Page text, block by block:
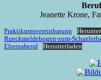
Jeanette Krone,
Praktikumsvereinbarung
Rueckmeldebogen-zum-
Elternabend
Herunterladen